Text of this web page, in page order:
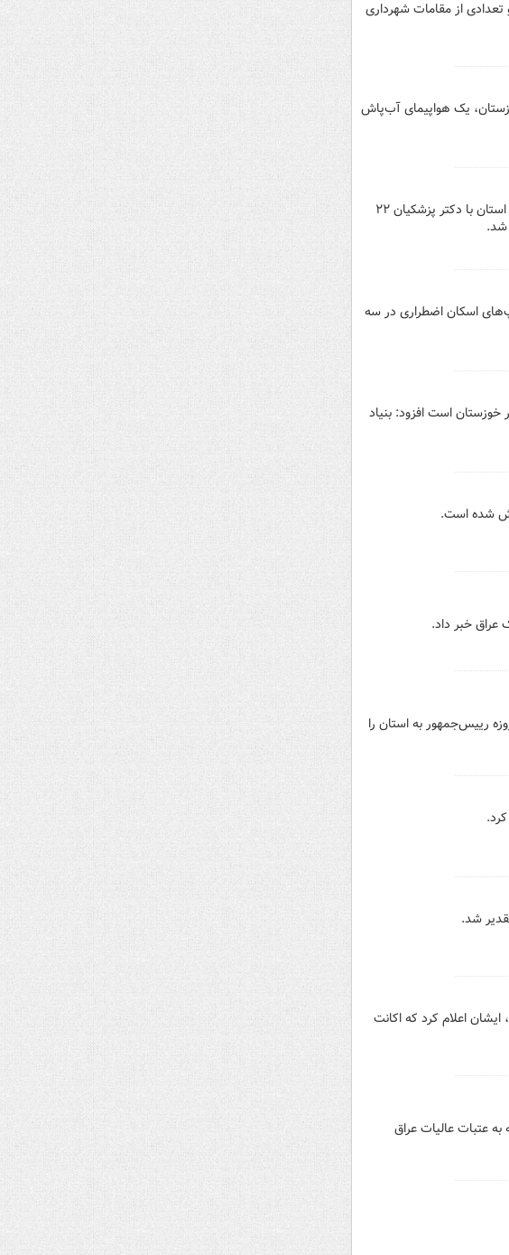
تعدادی از مقامات شهرداری
یک هواپیمای آب‌پاش
همزمان با اولین روز سفر رییس جمهور به خوزستان و در جریان برگزاری نشست فعالان اقتصادی استان با دکتر پزشکیان ۲۲
اسکان اضطراری در سه
خوزستان است افزود: بنیاد
عراق خبر داد.
رییس‌جمهور به استان را
شد.
اعلام کرد که اکانت
بیش از ۱۵ هزار زائر از مرز شلمچه به عتبات عالیات عراق